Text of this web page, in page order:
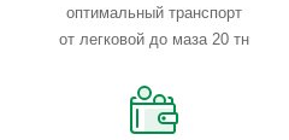
оптимальный транспорт
от легковой до маза 20 тн